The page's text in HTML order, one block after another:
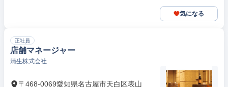
気になる
正社員
店舗マネージャー
清生株式会社
〒468-0069愛知県名古屋市天白区表山